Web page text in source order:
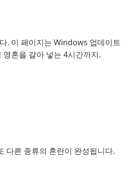
. 이 페이지는 Windows 업데이트
혼을 갈아 넣는 4시간까지.
다른 종류의 혼란이 완성됩니다.